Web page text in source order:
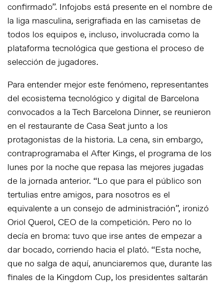
confirmado”. Infojobs está presente en el nombre de
la liga masculina, serigrafiada en las camisetas de
todos los equipos e, incluso, involucrada como la
plataforma tecnológica que gestiona el proceso de
selección de jugadores.
Para entender mejor este fenómeno, representantes
del ecosistema tecnológico y digital de Barcelona
convocados a la Tech Barcelona Dinner, se reunieron
en el restaurante de Casa Seat junto a los
protagonistas de la historia. La cena, sin embargo,
contraprogramaba el After Kings, el programa de los
lunes por la noche que repasa las mejores jugadas
de la jornada anterior. “Lo que para el público son
tertulias entre amigos, para nosotros es el
equivalente a un consejo de administración”, ironizó
Oriol Querol, CEO de la competición. Pero no lo
decía en broma: tuvo que irse antes de empezar a
dar bocado, corriendo hacia el plató. “Esta noche,
que no salga de aquí, anunciaremos que, durante las
finales de la Kingdom Cup, los presidentes saltarán